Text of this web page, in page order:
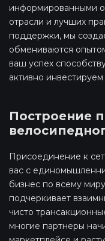
информированными о
отрасли и лучших
поддержки, мы
обмениваются
ваш успех
активно
Построение
Присоединение к
вас с
бизнес по всему
подчеркивает
чисто
многие партнеры